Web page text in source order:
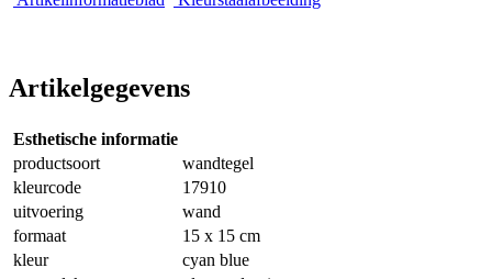
Artikelgegevens
Esthetische informatie
productsoort
wandtegel
kleurcode
17910
uitvoering
wand
formaat
15 x 15 cm
kleur
cyan blue